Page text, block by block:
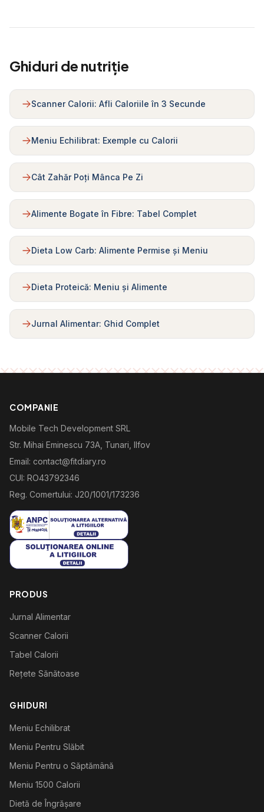
Ghiduri de nutriție
Scanner Calorii: Afli Caloriile în 3 Secunde
Meniu Echilibrat: Exemple cu Calorii
Cât Zahăr Poți Mânca Pe Zi
Alimente Bogate în Fibre: Tabel Complet
Dieta Low Carb: Alimente Permise și Meniu
Dieta Proteică: Meniu și Alimente
Jurnal Alimentar: Ghid Complet
COMPANIE
Mobile Tech Development SRL
Str. Mihai Eminescu 73A, Tunari, Ilfov
Email: contact@fitdiary.ro
CUI: RO43792346
Reg. Comertului: J20/1001/173236
PRODUS
Jurnal Alimentar
Scanner Calorii
Tabel Calorii
Rețete Sănătoase
GHIDURI
Meniu Echilibrat
Meniu Pentru Slăbit
Meniu Pentru o Săptămână
Meniu 1500 Calorii
Dietă de Îngrășare